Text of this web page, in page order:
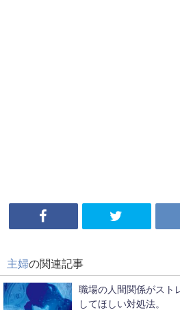
主婦の関連記事
職場の人間関係がスト
してほしい対処法。